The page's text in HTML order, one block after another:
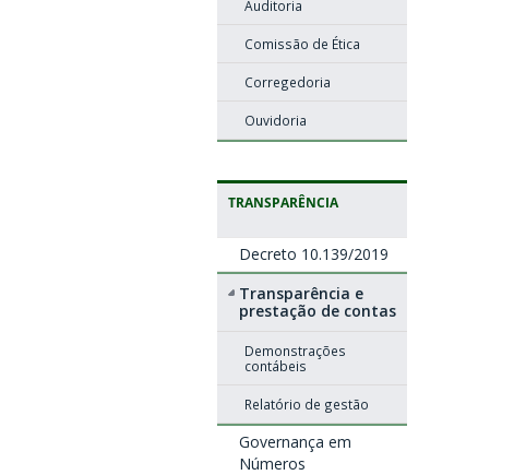
Auditoria
Comissão de Ética
Corregedoria
Ouvidoria
TRANSPARÊNCIA
Decreto 10.139/2019
Transparência e
prestação de contas
Demonstrações
contábeis
Relatório de gestão
Governança em
Números